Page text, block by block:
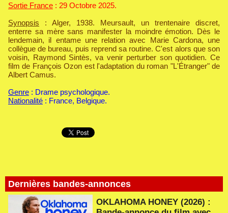
Dernières bandes-annonces
OKLAHOMA HONEY (2026) :
Sortie France : 29 Octobre 2025.
Synopsis : Alger, 1938. Meursault, un trentenaire discret,
enterre sa mère sans manifester la moindre émotion. Dès le
lendemain, il entame une relation avec Marie Cardona, une
collègue de bureau, puis reprend sa routine. C'est alors que son
voisin, Raymond Sintès, va venir perturber son quotidien. Ce
film de François Ozon est l'adaptation du roman "L'Étranger" de
Albert Camus.
Genre : Drame psychologique.
Nationalité : France, Belgique.